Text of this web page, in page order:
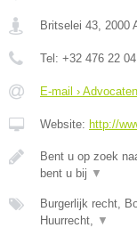
Britselei 43, 2000
Tel: +32 476 22
E-mail ›
Website: http://
Bent u op zoek
bent u bij ▼
Burgerlijk recht,
Huurrecht, ▼